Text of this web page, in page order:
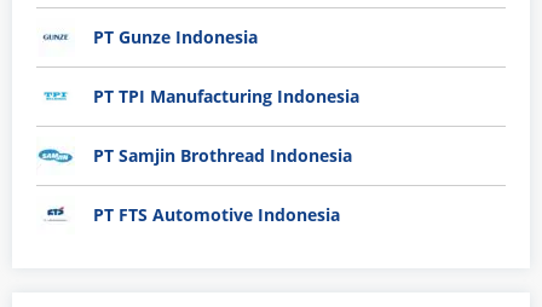
PT Gunze Indonesia
PT TPI Manufacturing Indonesia
PT Samjin Brothread Indonesia
PT FTS Automotive Indonesia